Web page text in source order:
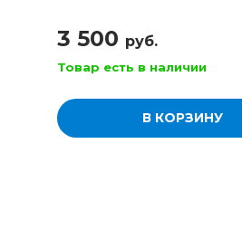
3 500 руб.
Товар есть в наличии
В КОРЗИНУ